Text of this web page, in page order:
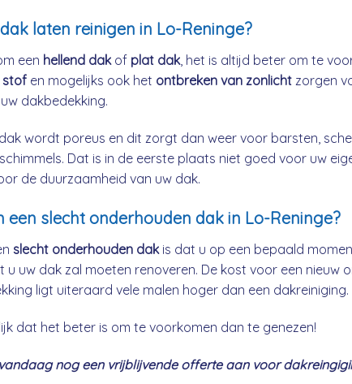
laten reinigen in Lo-Reninge?
een hellend dakof plat dak, het is altijd beter om te
stof en mogelijks ook het ontbreken van zonlicht zorgen
dakbedekking.
wordt poreus en dit zorgt dan weer voor barsten,
Dat is in de eerste plaats niet goed voor uw
de duurzaamheid van uw dak.
een slecht onderhouden dak in Lo-Reninge?
slecht onderhouden dakis dat u op een bepaald
u uw dak zal moeten renoveren. De kost voor een nieuw
ligt uiteraard vele malen hoger dan een dakreiniging.
dat het beter is om te voorkomen dan te genezen!
nog een vrijblijvende offerte aan voor